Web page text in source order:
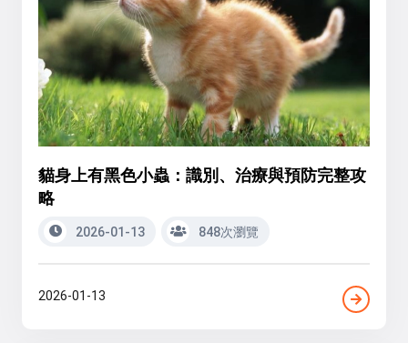
貓身上有黑色小蟲：識別、治療與預防完整攻
略
2026-01-13 848次瀏覽
2026-01-13